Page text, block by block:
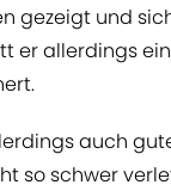
gezeigt und
er allerdings
auch
so schwer